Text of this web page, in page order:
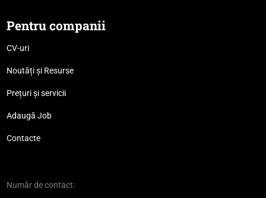
Pentru companii
CV-uri
Noutăți și Resurse
Prețuri și servicii
Adaugă Job
Contacte
Număr de contact: